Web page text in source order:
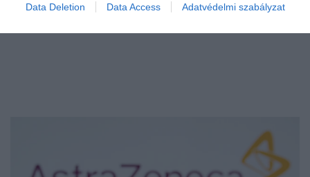
Data Deletion Data Access Adatvédelmi szabályzat